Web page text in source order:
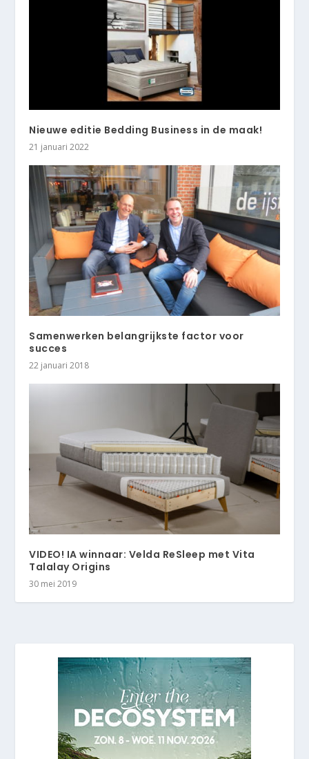
Nieuwe editie Bedding Business in de maak!
21 januari 2022
Samenwerken belangrijkste factor voor
succes
22 januari 2018
VIDEO! IA winnaar: Velda ReSleep met Vita
Talalay Origins
30 mei 2019